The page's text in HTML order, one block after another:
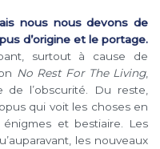
nous nous devons de
d’origine et le portage.
surtout à cause de
No Rest For The Living,
l’obscurité. Du reste,
qui voit les choses en
et bestiaire. Les
les nouveaux